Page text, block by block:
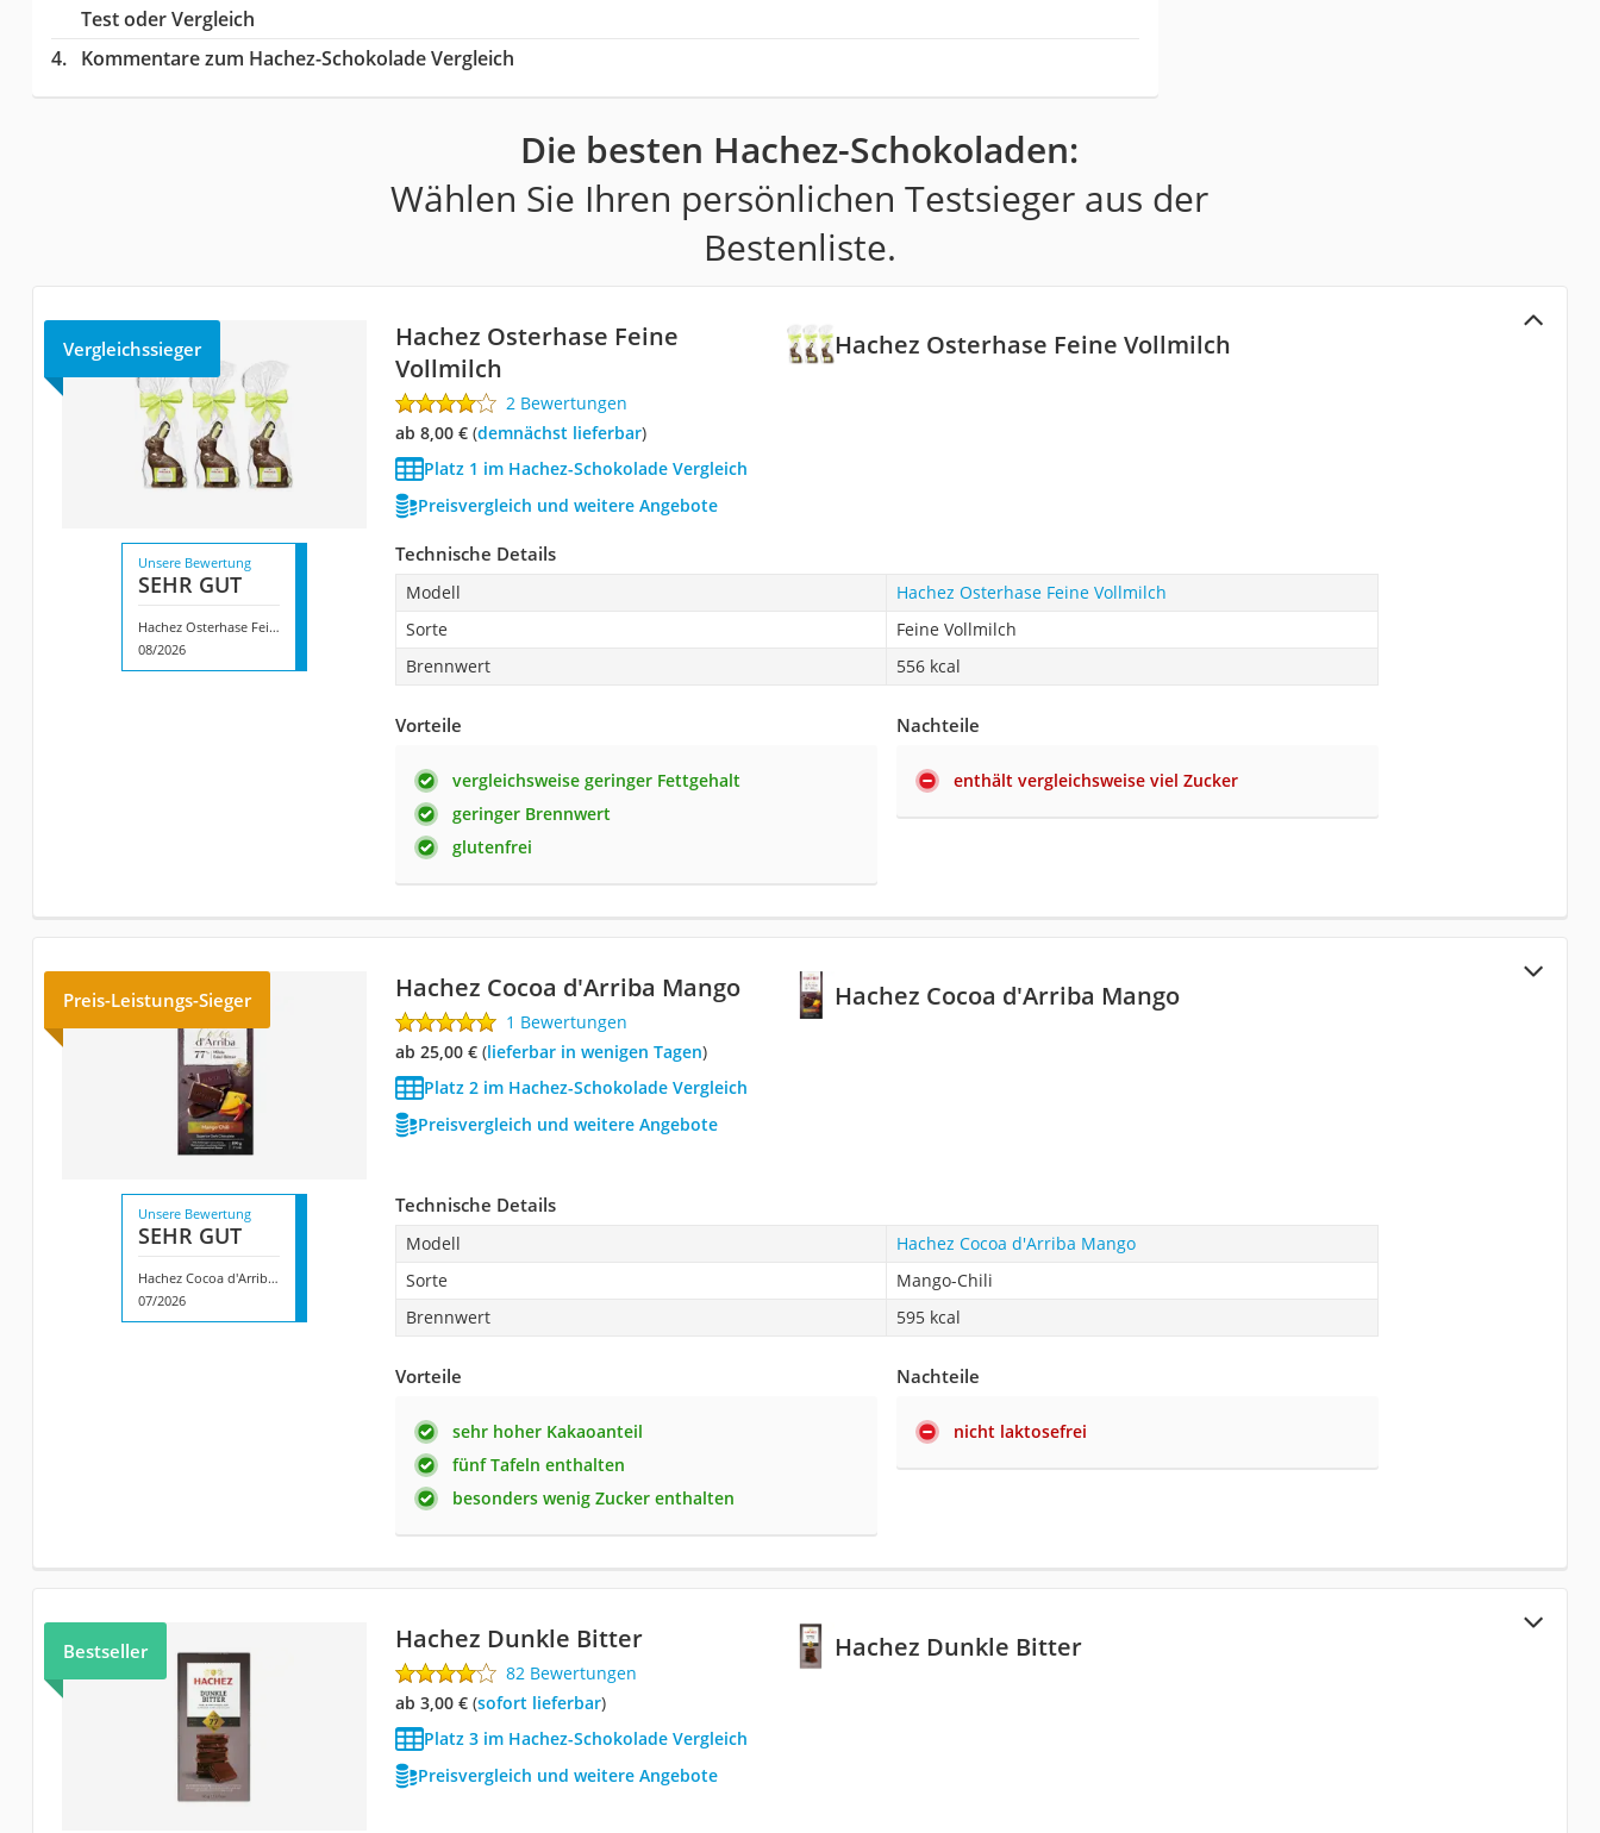
Test oder Vergleich
Kommentare zum Hachez-Schokolade Vergleich
Die besten Hachez-Schokoladen:
Wählen Sie Ihren persönlichen Testsieger aus der
Bestenliste.
Hachez Osterhase Feine Vollmilch
Vergleichssieger
Hachez Osterhase Feine
Vollmilch
2 Bewertungen
ab 8,00 €( Demnächst lieferbar)
Platz 1 im Hachez-Schokolade Vergleich
Preisvergleich und weitere Angebote
Unsere Bewertung
SEHR GUT
Hachez Osterhase Feine Vollmilch
08/2026
Technische Details
Modell
Hachez Osterhase Feine Vollmilch
Sorte
Feine Vollmilch
Brennwert
556 kcal
Vorteile
vergleichsweise geringer Fettgehalt
geringer Brennwert
glutenfrei
Nachteile
enthält vergleichsweise viel Zucker
Hachez Cocoa d'Arriba Mango
Preis-Leistungs-Sieger Hachez Cocoa d'Arriba Mango
1 Bewertungen
ab 25,00 €( Lieferbar in wenigen Tagen)
Platz 2 im Hachez-Schokolade Vergleich
Preisvergleich und weitere Angebote
Unsere Bewertung
SEHR GUT
Hachez Cocoa d'Arriba Mango
07/2026
Technische Details
Modell
Hachez Cocoa d'Arriba Mango
Sorte
Mango-Chili
Brennwert
595 kcal
Vorteile
sehr hoher Kakaoanteil
fünf Tafeln enthalten
besonders wenig Zucker enthalten
Nachteile
nicht laktosefrei
Hachez Dunkle Bitter
Bestseller Hachez Dunkle Bitter
82 Bewertungen
ab 3,00 €( Sofort lieferbar)
Platz 3 im Hachez-Schokolade Vergleich
Preisvergleich und weitere Angebote